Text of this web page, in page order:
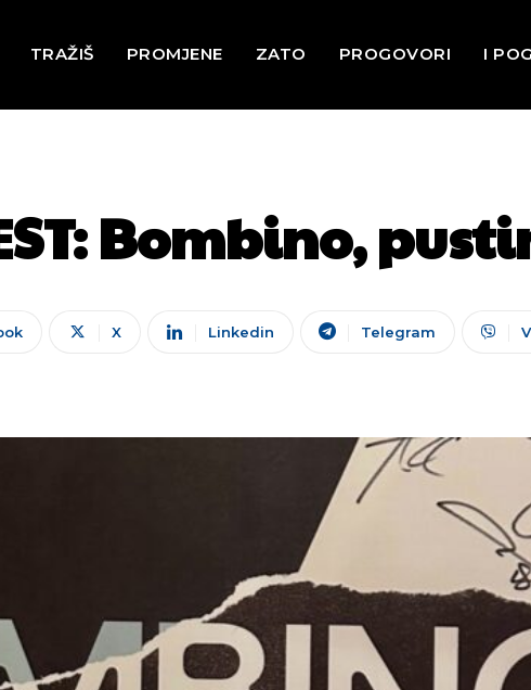
TRAŽIŠ PROMJENE ZATO PROGOVORI I
Bombino,
X Linkedin Telegram